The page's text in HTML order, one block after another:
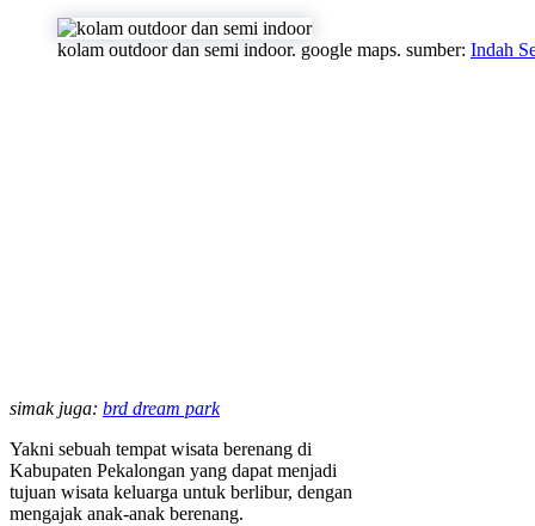
kolam outdoor dan semi indoor. google maps. sumber: Indah
simak juga: brd dream park
Yakni sebuah tempat wisata berenang di
Kabupaten Pekalongan yang dapat menjadi
tujuan wisata keluarga untuk berlibur, dengan
mengajak anak-anak berenang.